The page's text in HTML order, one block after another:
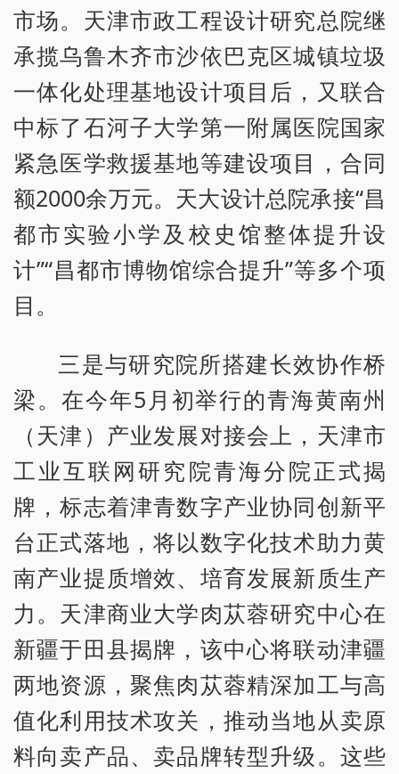
市场。天津市政工程设计研究总院继
承揽乌鲁木齐市沙依巴克区城镇垃圾
一体化处理基地设计项目后，又联合
中标了石河子大学第一附属医院国家
紧急医学救援基地等建设项目，合同
额2000余万元。天大设计总院承接“昌
都市实验小学及校史馆整体提升设
计”“昌都市博物馆综合提升”等多个项
目。
三是与研究院所搭建长效协作桥
梁。在今年5月初举行的青海黄南州
（天津）产业发展对接会上，天津市
工业互联网研究院青海分院正式揭
牌，标志着津青数字产业协同创新平
台正式落地，将以数字化技术助力黄
南产业提质增效、培育发展新质生产
力。天津商业大学肉苁蓉研究中心在
新疆于田县揭牌，该中心将联动津疆
两地资源，聚焦肉苁蓉精深加工与高
值化利用技术攻关，推动当地从卖原
料向卖产品、卖品牌转型升级。这些